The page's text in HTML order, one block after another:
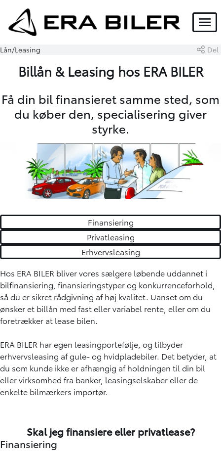
Menu
Lån/Leasing Del
Billån & Leasing hos ERA BILER
Få din bil finansieret samme sted, som
du køber den, specialisering giver
styrke.
Finansiering
Privatleasing
Erhvervsleasing
Hos ERA BILER bliver vores sælgere løbende uddannet i
bilfinansiering, finansieringstyper og konkurrenceforhold,
så du er sikret rådgivning af høj kvalitet. Uanset om du
ønsker et billån med fast eller variabel rente, eller om du
foretrækker at lease bilen.
ERA BILER har egen leasingportefølje, og tilbyder
erhvervsleasing af gule- og hvidpladebiler. Det betyder, at
du som kunde ikke er afhængig af holdningen til din bil
eller virksomhed fra banker, leasingselskaber eller de
enkelte bilmærkers importør.
Skal jeg finansiere eller privatlease?
Finansiering